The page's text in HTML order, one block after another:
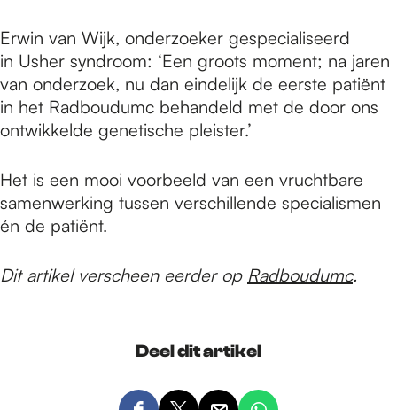
Erwin van Wijk, onderzoeker gespecialiseerd
in Usher syndroom: ‘Een groots moment; na jaren
van onderzoek, nu dan eindelijk de eerste patiënt
in het Radboudumc behandeld met de door ons
ontwikkelde genetische pleister.’
Het is een mooi voorbeeld van een vruchtbare
samenwerking tussen verschillende specialismen
én de patiënt.
Dit artikel verscheen eerder op Radboudumc.
Deel dit artikel